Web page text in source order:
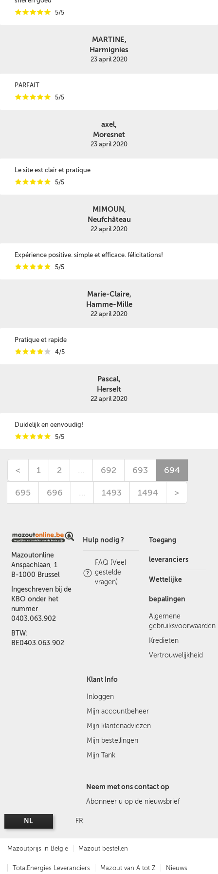
iiiii 5/5
MARTINE,
Harmignies
23 april 2020
PARFAIT
iiiii 5/5
axel,
Moresnet
23 april 2020
Le site est clair et pratique
iiiii 5/5
MIMOUN,
Neufchâteau
22 april 2020
Expérience positive. simple et efficace. félicitations!
iiiii 5/5
Marie-Claire,
Hamme-Mille
22 april 2020
Pratique et rapide
iiiii 4/5
Pascal,
Herselt
22 april 2020
Duidelijk en eenvoudig!
iiiii 5/5
< 1 2 … 692 693 694
695 696 … 1493 1494 >
Mazoutonline
Anspachlaan, 1
B-1000 Brussel
Ingeschreven bij de
KBO onder het
nummer
0403.063.902
BTW:
BE0403.063.902
Hulp nodig ?
FAQ (Veel
gestelde
vragen)
Toegang
leveranciers
Wettelijke
bepalingen
Algemene
gebruiksvoorwaarden
Kredieten
Vertrouwelijkheid
Klant Info
Inloggen
Mijn accountbeheer
Mijn klantenadviezen
Mijn bestellingen
Mijn Tank
Neem met ons contact op
Abonneer u op de nieuwsbrief
NL FR
Mazoutprijs in België Mazout bestellen
TotalEnergies Leveranciers Mazout van A tot Z Nieuws